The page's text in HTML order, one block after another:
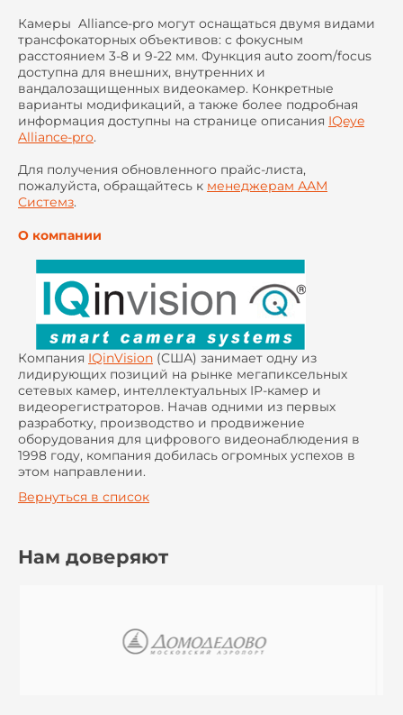
Камеры Alliance-pro могут оснащаться двумя видами
трансфокаторных объективов: с фокусным
расстоянием 3-8 и 9-22 мм. Функция auto zoom/focus
доступна для внешних, внутренних и
вандалозащищенных видеокамер. Конкретные
варианты модификаций, а также более подробная
информация доступны на странице описания IQeye
Alliance-pro.
Для получения обновленного прайс-листа,
пожалуйста, обращайтесь к менеджерам ААМ
Системз.
О компании
Компания IQinVision (США) занимает одну из
лидирующих позиций на рынке мегапиксельных
сетевых камер, интеллектуальных IP-камер и
видеорегистраторов. Начав одними из первых
разработку, производство и продвижение
оборудования для цифрового видеонаблюдения в
1998 году, компания добилась огромных успехов в
этом направлении.
Вернуться в список
Нам доверяют